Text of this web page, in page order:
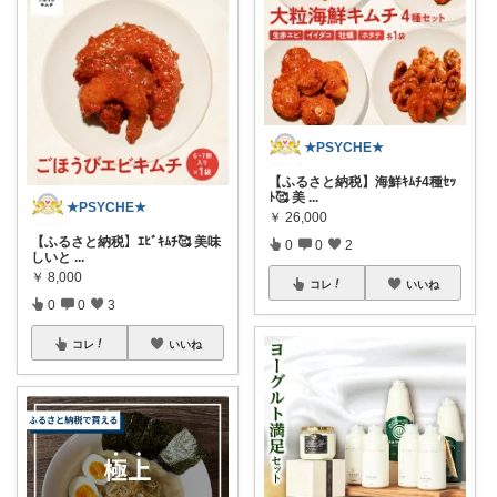
★PSYCHE★
【ふるさと納税】ｴﾋﾞｷﾑﾁ🥰 美味
しいと ...
￥ 8,000
0 0 3
コレ いいね
★PSYCHE★
【ふるさと納税】海鮮ｷﾑﾁ4種ｾｯ
ﾄ🥰 美 ...
￥ 26,000
0 0 2
コレ いいね